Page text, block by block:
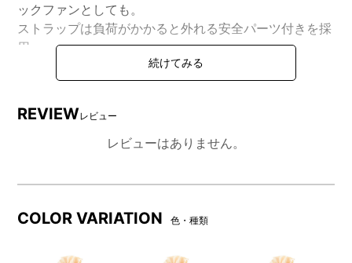
ックファンとしても。
ストラップは負荷がかかると外れる安全パーツ付きを採
用。
冷却プレートで首元や手のひらをすぐにクールダウンで
き、暑い日も快適です。
「育てるタオル」とは？
洗って乾かすたびに、繊維はさらに空気を含み、柔らか
かり入っているので、毛羽落ちが少ないのも特徴です。
驚かされるはずです。
REVIEWレビュー
レビューはありません。
COLOR VARIATION 色・種類